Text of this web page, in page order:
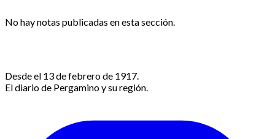
No hay notas publicadas en esta sección.
Desde el 13 de febrero de 1917.
El diario de Pergamino y su región.